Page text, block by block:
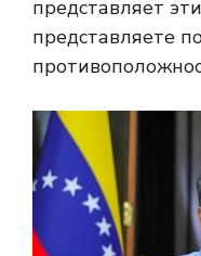
представляет
представляете